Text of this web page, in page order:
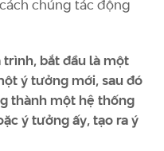
chúng tác động
bắt đầu là một
ý tưởng mới, sau đó
thành một hệ thống
ý tưởng ấy, tạo ra ý